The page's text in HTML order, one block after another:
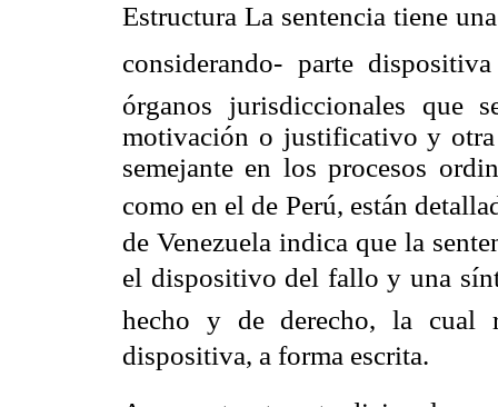
Estructura La sentencia tiene
considerando- parte
órganos jurisdiccionales que
motivación o justificativo y otra
semejante en los procesos
como en el de Perú, están
de Venezuela indica que la
el dispositivo del fallo y una
hecho y de derecho, la cual
dispositiva, a forma escrita.